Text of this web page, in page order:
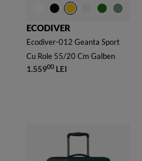
ECODIVER
Ecodiver-012 Geanta Sport
Cu Role 55/20 Cm Galben
1.55900 LEI